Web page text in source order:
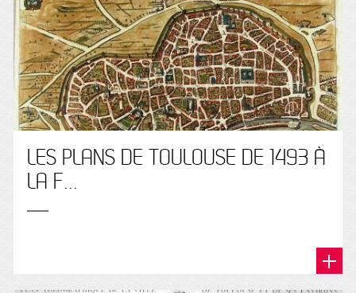
LES PLANS DE TOULOUSE DE 1493 À
LA F...